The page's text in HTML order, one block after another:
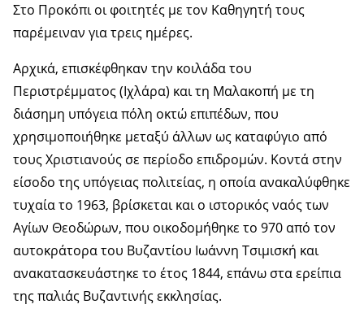
Στο Προκόπι οι φοιτητές με τον Καθηγητή τους
παρέμειναν για τρεις ημέρες.
Αρχικά, επισκέφθηκαν την κοιλάδα του
Περιστρέμματος (Ιχλάρα) και τη Μαλακοπή με τη
διάσημη υπόγεια πόλη οκτώ επιπέδων, που
χρησιμοποιήθηκε μεταξύ άλλων ως καταφύγιο από
τους Χριστιανούς σε περίοδο επιδρομών. Κοντά στην
είσοδο της υπόγειας πολιτείας, η οποία ανακαλύφθηκε
τυχαία το 1963, βρίσκεται και ο ιστορικός ναός των
Αγίων Θεοδώρων, που οικοδομήθηκε το 970 από τον
αυτοκράτορα του Βυζαντίου Ιωάννη Τσιμισκή και
ανακατασκευάστηκε το έτος 1844, επάνω στα ερείπια
της παλιάς Βυζαντινής εκκλησίας.